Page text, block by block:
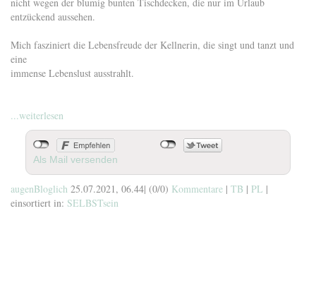
entzückend aussehen.
Mich fasziniert die Lebensfreude der Kellnerin, die singt und tanzt und
eine
immense Lebenslust ausstrahlt.
...weiterlesen
Als Mail versenden
augenBloglich 25.07.2021, 06.44| (0/0) Kommentare | TB | PL |
einsortiert in: SELBSTsein